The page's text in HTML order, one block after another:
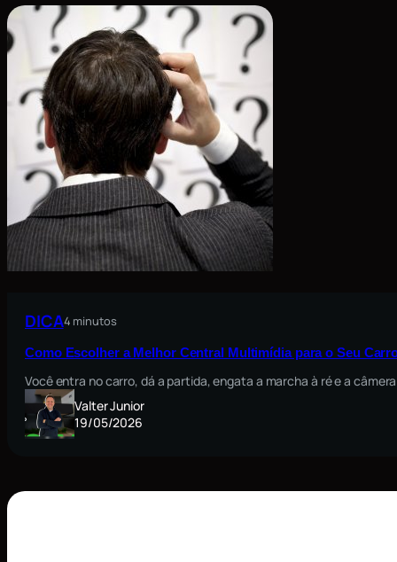
DICA4 minutos
Como Escolher a Melhor Central Multimídia para o Seu
Você entra no carro, dá a partida, engata a marcha à ré e a
Valter Junior
19/05/2026